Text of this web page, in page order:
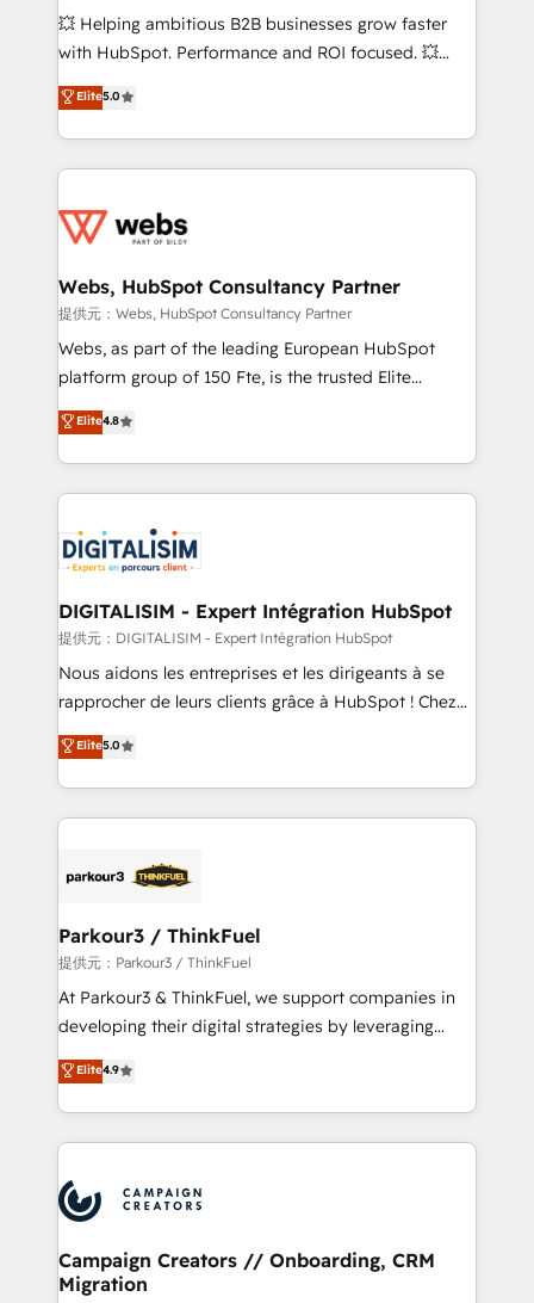
pipeline growth programs • Sales enablement tools
and CRM optimization • Retention strategies with
Execution • 750+ onboardings and 2,000+
implementations • Deep expertise across marketing,
💥 Helping ambitious B2B businesses grow faster
with HubSpot. Performance and ROI focused. 💥
BBD Boom is the HubSpot partner that can help you
to HubSpot Better. We work with your teams to
solve all your HubSpot challenges and improve user
adoption, sales process and marketing results.
the first time 🔧 Designing and optimising your
and build using HubSpot 🔌 Integrating HubSpot
with other systems 🎓 Training your teams to be
HubSpot pros 📊 Lead generation services using
HubSpot Why us? - SIX HubSpot Accreditations -
CRM, Solutions Architecture, Onboarding , Data
Migration, Custom Integration & Platform
team of 25+ experts Contact us today to help you
get more from your investment in HubSpot.
Elite5.0
Webs, HubSpot Consultancy Partner
提供元：Webs, HubSpot Consultancy Partner
Webs, as part of the leading European HubSpot
platform group of 150 Fte, is the trusted Elite
HubSpot CRM Partner offering you a roadmap on
maximizing EBITDA and achieving Commercial
Excellence. With our targeted processes, we
strengthen your digital transformation and minimize
Implementation partner, we provide expertise to
drive your business forward. Since 2015 we are fully
dedicated to HubSpot and with an experienced
team (50+), we work with reputable companies in
B2B sectors such as manufacturing, SaaS and
business services. We prepare a customized
impact of your digital transformation, including a
detailed financial rationale with a focus on ROI and
embark on a transformational journey that sets your
business up for long-term success. Unlock your
Elite4.8
DIGITALISIM - Expert Intégration HubSpot
提供元：DIGITALISIM - Expert Intégration HubSpot
Nous aidons les entreprises et les dirigeants à se
rapprocher de leurs clients grâce à HubSpot ! Chez
DIGITALISIM, nous avons l'intime conviction que la
réussite des entreprises passe par l’innovation web,
le marketing digital, et la relation client ! C'est
pourquoi, nos experts sont à la fois capables de
référencement, votre stratégie digitale et le pilotage
projet HubSpot avec DIGITALISIM : 🧽 Nettoyage,
migration et intégration des bases de données. 🚀
Développement des interfaces avec vos logiciels
métiers ⚙️ Configuration de la plateforme HubSpot
Book Process & Guidelines utilisateurs 🎓
Formations des utilisateurs
Elite5.0
Parkour3 / ThinkFuel
提供元：Parkour3 / ThinkFuel
At Parkour3 & ThinkFuel, we support companies in
developing their digital strategies by leveraging
technologies and automating their marketing and
sales processes to generate growth. Our offer spans
from Strategy to Operations. We specialize in CRM
onboarding and implementation, web design, sales
extensive experience working with tech companies
and manufacturers since 2002, we are committed to
empowering our clients and developing their
autonomy. Get to grips with HubSpot through
Elite4.9
Campaign Creators // Onboarding, CRM
Migration